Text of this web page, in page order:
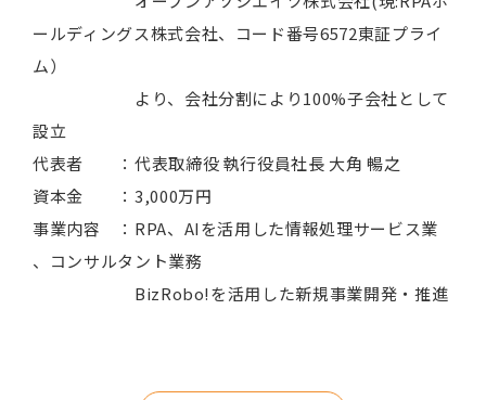
ールディングス株式会社、コード番号6572東証プライ
ム）
より、会社分割により100%子会社として
設立
代表者 ：代表取締役 執行役員社長 大角 暢之
資本金 ：3,000万円
事業内容 ：RPA、AIを活用した情報処理サービス業
、コンサルタント業務
BizRobo!を活用した新規事業開発・推進